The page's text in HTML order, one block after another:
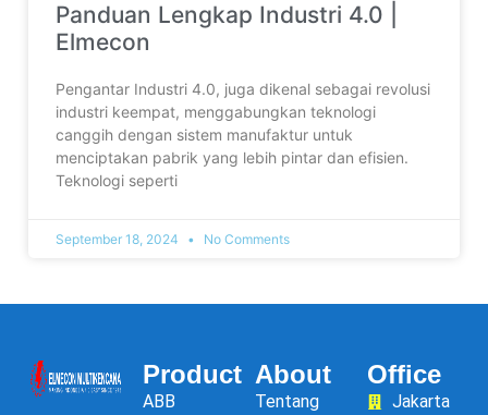
Panduan Lengkap Industri 4.0 |
Elmecon
Pengantar Industri 4.0, juga dikenal sebagai revolusi
industri keempat, menggabungkan teknologi
canggih dengan sistem manufaktur untuk
menciptakan pabrik yang lebih pintar dan efisien.
Teknologi seperti
September 18, 2024 No Comments
Product
ABB
About
Tentang
Office
Jakarta